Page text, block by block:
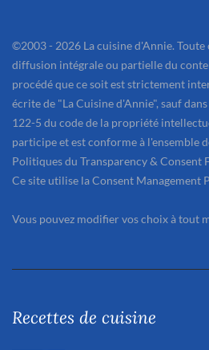
©2003 - 2026 La cuisine d'Annie.
diffusion intégrale ou partielle du
procédé que ce soit est strictement
écrite de "La Cuisine d'Annie", sauf
122-5 du code de la propriété
participe et est conforme à l'ensemble
Politiques du Transparency & Consent
Ce site utilise la Consent Management
Vous pouvez modifier vos choix à tout
Recettes de cuisine